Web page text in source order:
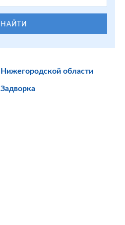
НАЙТИ
Нижегородской области
Задворка